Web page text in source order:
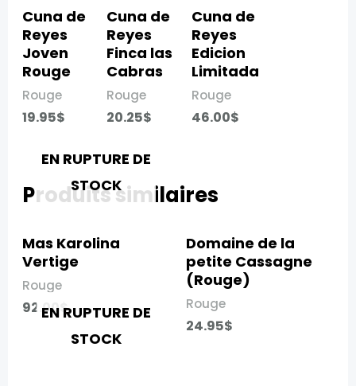
Cuna de
Reyes
Joven
Rouge​
Rouge
19.95$
Cuna de
Reyes
Finca las
Cabras​
Rouge
20.25$
Cuna de
Reyes
Edicion
Limitada
Rouge
46.00$
Produits similaires
EN RUPTURE DE
STOCK
Mas Karolina
Vertige​
Rouge
92.00$
Domaine de la
petite Cassagne
(Rouge)​
Rouge
24.95$
EN RUPTURE DE
STOCK